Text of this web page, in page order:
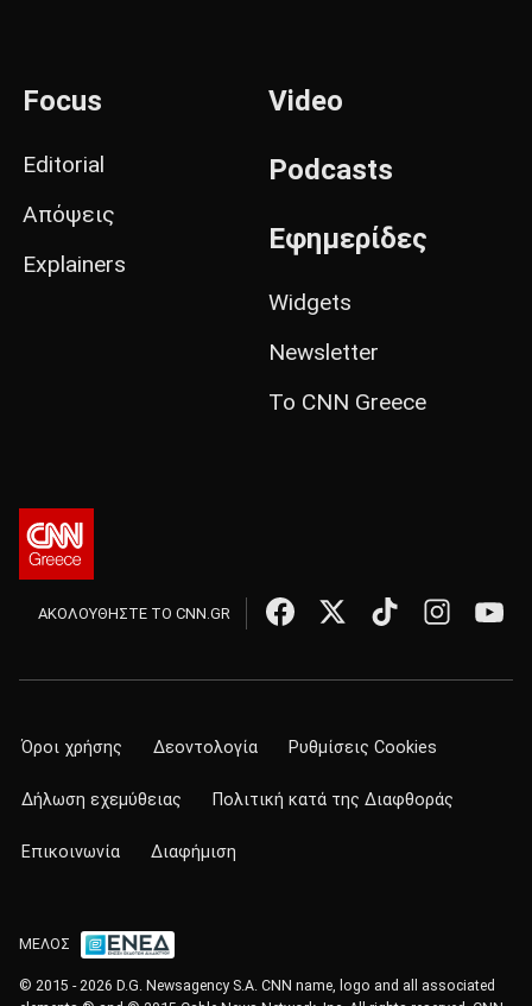
Focus
Editorial
Απόψεις
Explainers
Video
Podcasts
Εφημερίδες
Widgets
Newsletter
Το CNN Greece
ΑΚΟΛΟΥΘΗΣΤΕ ΤΟ CNN.GR
Όροι χρήσης Δεοντολογία Ρυθμίσεις Cookies
Δήλωση εχεμύθειας Πολιτική κατά της Διαφθοράς
Επικοινωνία Διαφήμιση
ΜΕΛΟΣ
© 2015 - 2026 D.G. Newsagency S.A. CNN name, logo and all associated